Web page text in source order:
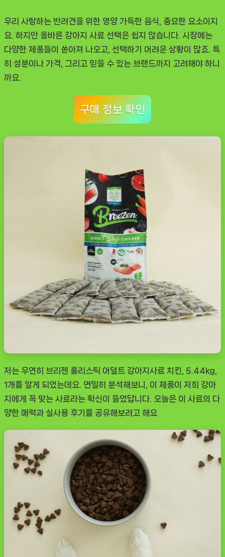
사
용
후
기
우리 사랑하는 반려견을 위한 영양 가득한 음식, 중요한 요소이지
요. 하지만 올바른 강아지 사료 선택은 쉽지 않습니다. 시장에는
다양한 제품들이 쏟아져 나오고, 선택하기 어려운 상황이 많죠. 특
히 성분이나 가격, 그리고 믿을 수 있는 브랜드까지 고려해야 하니
까요.
구매 정보 확인
저는 우연히
브리젠 홀리스틱 어덜트 강아지사료 치킨, 5.44kg,
1개 를 알게 되었는데요. 면밀히 분석해보니, 이 제품이 저희 강아
지에게 꼭 맞는 사료라는 확신이 들었답니다. 오늘은 이 사료의 다
양한 매력과 실사용 후기를 공유해보려고 해요